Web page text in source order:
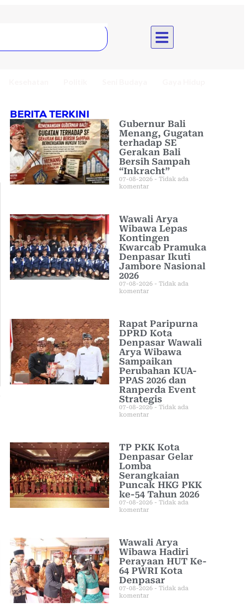
BERITA TERKINI
Gubernur Bali
Menang, Gugatan
terhadap SE
Gerakan Bali
Bersih Sampah
“Inkracht”
07-08-2026
Tidak ada
komentar
Wawali Arya
Wibawa Lepas
Kontingen
Kwarcab Pramuka
Denpasar Ikuti
Jambore Nasional
2026
07-08-2026
Tidak ada
komentar
Rapat Paripurna
DPRD Kota
Denpasar Wawali
Arya Wibawa
Sampaikan
Perubahan KUA-
PPAS 2026 dan
Ranperda Event
Strategis
07-08-2026
Tidak ada
komentar
TP PKK Kota
Denpasar Gelar
Lomba
Serangkaian
Puncak HKG PKK
ke-54 Tahun 2026
07-08-2026
Tidak ada
komentar
Wawali Arya
Wibawa Hadiri
Perayaan HUT Ke-
64 PWRI Kota
Denpasar
07-08-2026
Tidak ada
komentar